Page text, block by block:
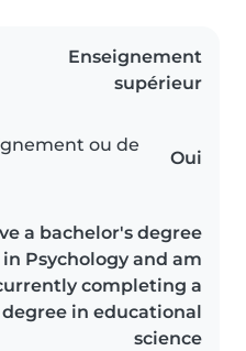
Enseignement
supérieur
ou de
Oui
a bachelor's degree
in Psychology and am
completing a
degree in educational
science